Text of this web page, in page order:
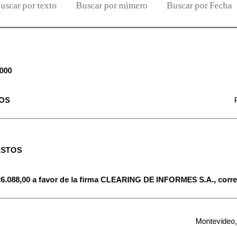
por texto Buscar por número Buscar por Fecha
a favor de la firma CLEARING DE INFORMES S.A.,
Montevideo,